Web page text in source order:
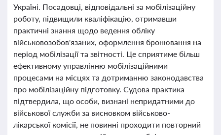
Україні. Посадовці, відповідальні за мобілізаційну
роботу, підвищили кваліфікацію, отримавши
практичні знання щодо ведення обліку
військовозобов'язаних, оформлення бронювання на
період мобілізації та звітності. Це сприятиме більш
ефективному управлінню мобілізаційними
процесами на місцях та дотриманню законодавства
про мобілізаційну підготовку. Судова практика
підтвердила, що особи, визнані непридатними до
військової служби за висновком військово-
лікарської комісії, не повинні проходити повторний